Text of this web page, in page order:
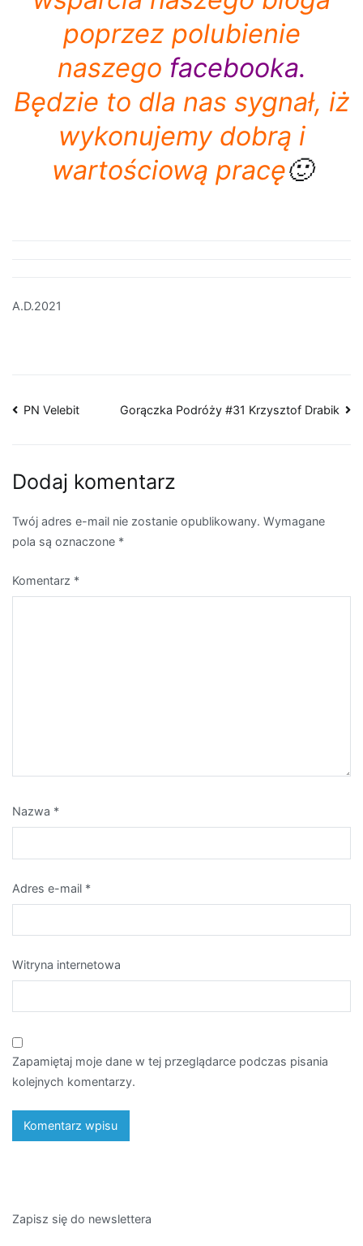
poprzez polubienie
naszego facebooka.
Będzie to dla nas sygnał, iż
wykonujemy dobrą i
wartościową pracę🙂
A.D.2021
Nawigacja
PN Velebit Gorączka Podróży #31 Krzysztof Drabik
Dodaj komentarz
Twój adres e-mail nie zostanie opublikowany. Wymagane
pola są oznaczone *
Komentarz *
Nazwa *
Adres e-mail *
Witryna internetowa
Zapamiętaj moje dane w tej przeglądarce podczas pisania
kolejnych komentarzy.
Zapisz się do newslettera